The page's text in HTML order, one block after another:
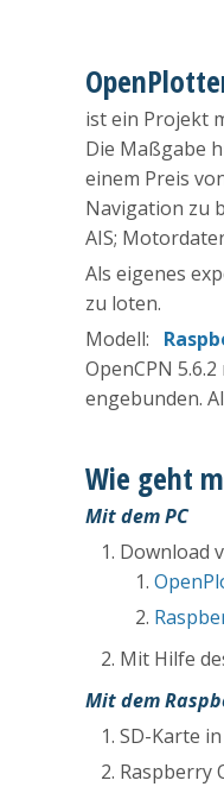
ist ein Projekt
Die Maßgabe
einem Preis
Navigation zu
AIS;
Als eigenes
zu loten.
Modell:
OpenCPN
engebunden.
Wie geht
Mit dem PC
Download
Mit Hilfe
Mit dem
SD-Karte
Raspberry